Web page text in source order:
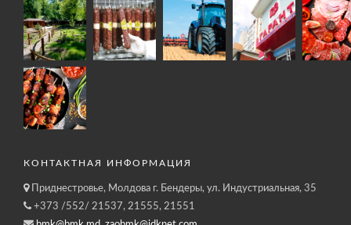
КОНТАКТНАЯ ИНФОРМАЦИЯ
Приднестровье, Молдова г. Бендеры, ул. Индустриальная, 35
+373 /552/ 21537, 21555, 21551